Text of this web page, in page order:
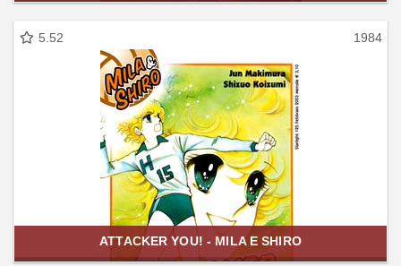
5.52 1984
ATTACKER YOU! - MILA E SHIRO